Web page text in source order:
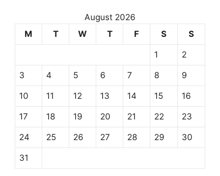
August 2026
M
T W T F S S
1 2
3 4 5 6 7 8 9
10 11 12 13 14 15 16
17 18 19 20 21 22 23
24 25 26 27 28 29 30
31